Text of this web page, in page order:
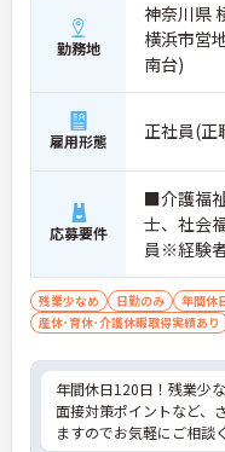
勤務地
神奈川県
横浜市営
南台)
雇用形態 正社員(正
応募要件
■介護福
士、社会
員※経験
よび実務
施設また
常勤で2年
残業少なめ 日勤のみ 年間休
産休･育休･介護休暇取得実績あり
年間休日120日！残業少
面接対策ポイントなど、
ますのでお気軽にご相談